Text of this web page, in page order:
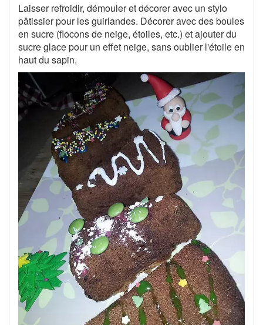
Laisser refroidir, démouler et décorer avec un stylo
pâtissier pour les guirlandes. Décorer avec des boules
en sucre (flocons de neige, étoiles, etc.) et ajouter du
sucre glace pour un effet neige, sans oublier l'étoile en
haut du sapin.